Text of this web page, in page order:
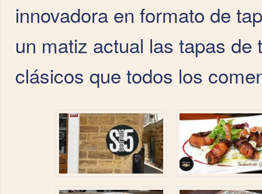
innovadora en formato de
un matiz actual las tapas
clásicos que todos los